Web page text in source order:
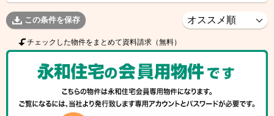
この条件を保存
チェックした物件をまとめて資料請求（無料）